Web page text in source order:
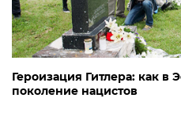
Героизация Гитлера: как в
поколение нацистов